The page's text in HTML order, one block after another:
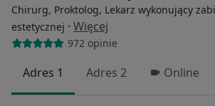
Chirurg, Proktolog, Lekarz wykonujący
estetycznej · Więcej
972 opinie
Adres 1 Adres 2 Online